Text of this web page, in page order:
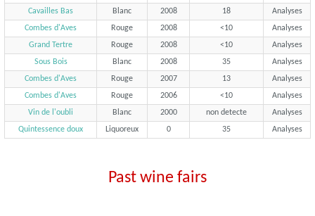
Cavailles Bas
Blanc 2008 18
Analyses
Combes d'Aves
Rouge 2008 <10
Analyses
Grand Tertre
Rouge 2008 <10
Analyses
Sous Bois
Blanc 2008 35
Analyses
Combes d'Aves
Rouge 2007 13
Analyses
Combes d'Aves
Rouge 2006 <10
Analyses
Vin de l'oubli
Blanc 2000 non detecte
Analyses
Quintessence doux
Liquoreux 0 35 Analyses
Past wine fairs